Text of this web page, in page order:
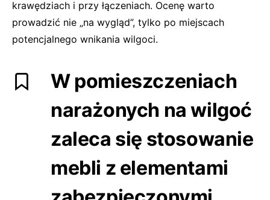
krawędziach i przy łączeniach. Ocenę warto
prowadzić nie „na wygląd”, tylko po miejscach
potencjalnego wnikania wilgoci.
W pomieszczeniach
narażonych na wilgoć
zaleca się stosowanie
mebli z elementami